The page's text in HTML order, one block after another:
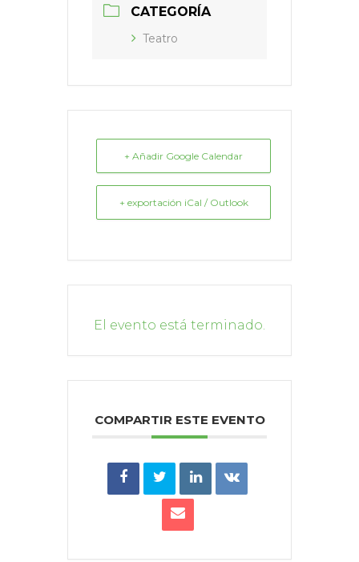
CATEGORÍA
Teatro
+ Añadir Google Calendar
+ exportación iCal / Outlook
El evento está terminado.
COMPARTIR ESTE EVENTO